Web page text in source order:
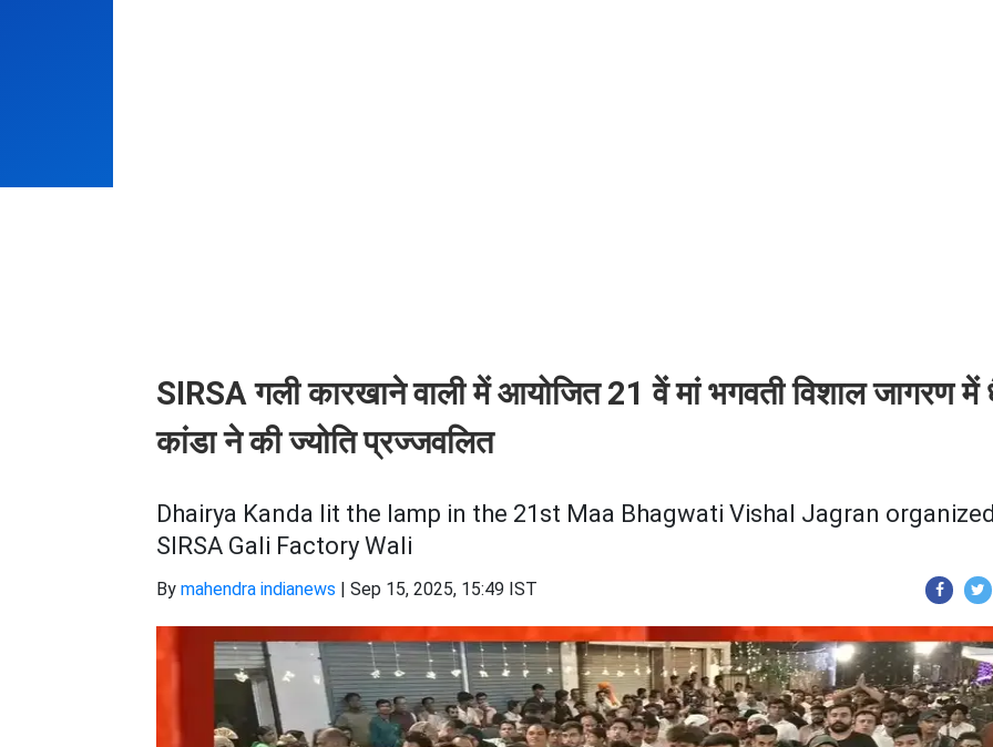
SIRSA गली कारखाने वाली में आयोजित 21 वें मां भगवती विशाल जागरण में
कांडा ने की ज्योति प्रज्जवलित
Dhairya Kanda lit the lamp in the 21st Maa Bhagwati Vishal Jagran
SIRSA Gali Factory Wali
By mahendra indianews | Sep 15, 2025, 15:49 IST